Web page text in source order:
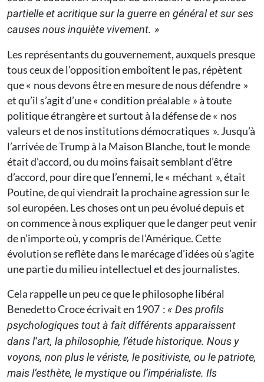
partielle et acritique sur la guerre en général et sur ses
causes nous inquiète vivement. »
Les représentants du gouvernement, auxquels presque
tous ceux de l’opposition emboîtent le pas, répètent
que « nous devons être en mesure de nous défendre »
et qu’il s’agit d’une « condition préalable » à toute
politique étrangère et surtout à la défense de « nos
valeurs et de nos institutions démocratiques ». Jusqu’à
l’arrivée de Trump à la Maison Blanche, tout le monde
était d’accord, ou du moins faisait semblant d’être
d’accord, pour dire que l’ennemi, le « méchant », était
Poutine, de qui viendrait la prochaine agression sur le
sol européen. Les choses ont un peu évolué depuis et
on commence à nous expliquer que le danger peut venir
de n’importe où, y compris de l’Amérique. Cette
évolution se reflète dans le marécage d’idées où s’agite
une partie du milieu intellectuel et des journalistes.
Cela rappelle un peu ce que le philosophe libéral
Benedetto Croce écrivait en 1907 : « Des profils
psychologiques tout à fait différents apparaissent
dans l’art, la philosophie, l’étude historique. Nous y
voyons, non plus le vériste, le positiviste, ou le patriote,
mais l’esthète, le mystique ou l’impérialiste. Ils